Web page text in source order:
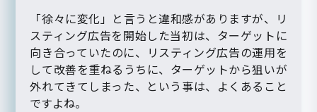
「徐々に変化」と言うと違和感がありますが、リ
スティング広告を開始した当初は、ターゲットに
向き合っていたのに、リスティング広告の運用を
して改善を重ねるうちに、ターゲットから狙いが
外れてきてしまった、という事は、よくあること
ですよね。